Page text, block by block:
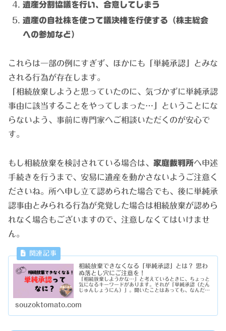
遺産分割協議を行い、合意してしまう
遺産の自社株を使って議決権を行使する（株主総会
への参加など）
これらは一部の例にすぎず、ほかにも「単純承認」とみな
される行為が存在します。
「相続放棄しようと思っていたのに、気づかずに単純承認
事由に該当することをやってしまった…」ということにな
らないよう、事前に専門家へご相談いただくのが安心で
す。
もし相続放棄を検討されている場合は、 家庭裁判所へ申述
手続きを行うまで、安易に遺産を動かさないようご注意く
ださいね。所へ申し立て認められた場合でも、後に単純承
認事由とみられる行為が発覚した場合は相続放棄が認めら
れなく場合もございますので、注意しなくてはいけませ
ん。
相続放棄できなくなる「単純承認」とは？ 思わ
ぬ落とし穴にご注意を！
「相続放棄しようかな…」と考えているときに、ちょっと
気になるキーワードがあります。それが「単純承認（たん
じゅんしょうにん）」。聞いたことはあっても、なんだか
souzoktomato.com